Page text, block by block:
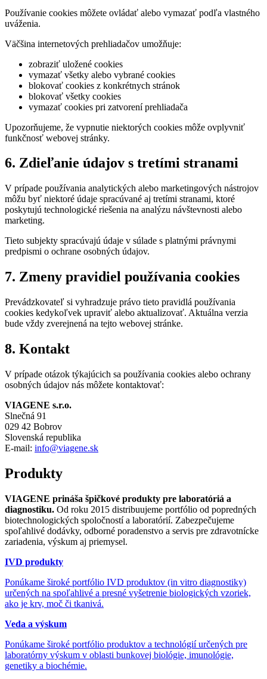
Používanie cookies môžete ovládať alebo vymazať podľa vlastného
uváženia.
Väčšina internetových prehliadačov umožňuje:
zobraziť uložené cookies
vymazať všetky alebo vybrané cookies
blokovať cookies z konkrétnych stránok
blokovať všetky cookies
vymazať cookies pri zatvorení prehliadača
Upozorňujeme, že vypnutie niektorých cookies môže ovplyvniť
funkčnosť webovej stránky.
6. Zdieľanie údajov s tretími stranami
V prípade používania analytických alebo marketingových nástrojov
môžu byť niektoré údaje spracúvané aj tretími stranami, ktoré
poskytujú technologické riešenia na analýzu návštevnosti alebo
marketing.
Tieto subjekty spracúvajú údaje v súlade s platnými právnymi
predpismi o ochrane osobných údajov.
7. Zmeny pravidiel používania cookies
Prevádzkovateľ si vyhradzuje právo tieto pravidlá používania
cookies kedykoľvek upraviť alebo aktualizovať. Aktuálna verzia
bude vždy zverejnená na tejto webovej stránke.
8. Kontakt
V prípade otázok týkajúcich sa používania cookies alebo ochrany
osobných údajov nás môžete kontaktovať:
VIAGENE s.r.o.
Slnečná 91
029 42 Bobrov
Slovenská republika
E-mail: info@viagene.sk
Produkty
VIAGENE prináša špičkové produkty pre laboratóriá a
diagnostiku. Od roku 2015 distribuujeme portfólio od popredných
biotechnologických spoločností a laboratórií. Zabezpečujeme
spoľahlivé dodávky, odborné poradenstvo a servis pre zdravotnícke
zariadenia, výskum aj priemysel.
IVD produkty
Ponúkame široké portfólio IVD produktov (in vitro diagnostiky)
určených na spoľahlivé a presné vyšetrenie biologických vzoriek,
ako je krv, moč či tkanivá.
Veda a výskum
Ponúkame široké portfólio produktov a technológií určených pre
laboratórny výskum v oblasti bunkovej biológie, imunológie,
genetiky a biochémie.